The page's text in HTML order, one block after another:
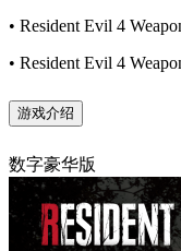
• Resident Evil 4
• Resident Evil 4
游戏介绍
数字豪华版